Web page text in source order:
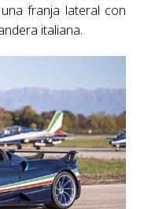
franja lateral con
italiana.